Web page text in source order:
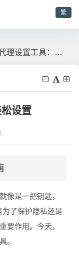
繁
工具：教你怎么轻松设置
设置
像是一把钥匙，
了保护隐私还是
要作用。今天，
。